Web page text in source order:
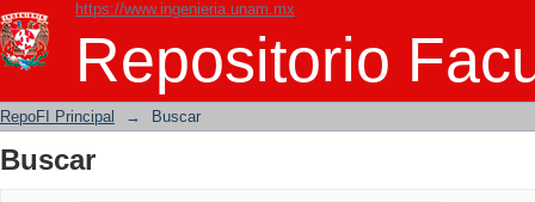
https://www.ingenieria.unam.mx
Repositorio
Buscar
RepoFI Principal → Buscar
Buscar